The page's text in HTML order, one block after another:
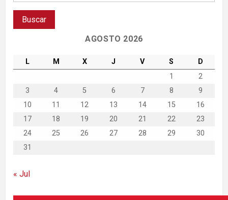
AGOSTO 2026
L M X J V S
D
1
2
3
4 5 6 7 8
9
10
11 12 13 14 15
16
17
18 19 20 21 22
23
24
25 26 27 28 29
30
31
« Jul